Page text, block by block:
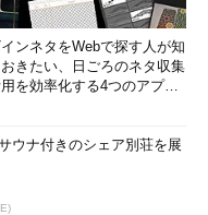
ンネタをWebで探す人が知
おきたい、日ごろのネタ収集
を効率化する4つのアプリ
ウナ付きのシェア別荘を展